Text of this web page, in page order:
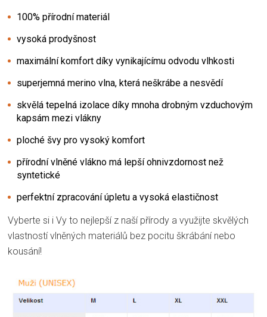
100% přírodní materiál
vysoká prodyšnost
maximální komfort díky vynikajícímu odvodu vlhkosti
superjemná merino vlna, která neškrábe a nesvědí
skvělá tepelná izolace díky mnoha drobným vzduchovým
kapsám mezi vlákny
ploché švy pro vysoký komfort
přírodní vlněné vlákno má lepší ohnivzdornost než
syntetické
perfektní zpracování úpletu a vysoká elastičnost
Vyberte si i Vy to nejlepší z naší přírody a využijte skvělých
vlastností vlněných materiálů bez pocitu škrábání nebo
kousání!